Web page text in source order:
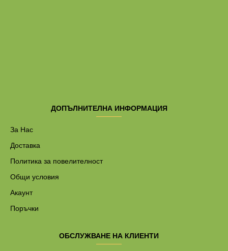
ДОПЪЛНИТЕЛНА ИНФОРМАЦИЯ
За Нас
Доставка
Политика за повелителност
Общи условия
Акаунт
Поръчки
ОБСЛУЖВАНЕ НА КЛИЕНТИ